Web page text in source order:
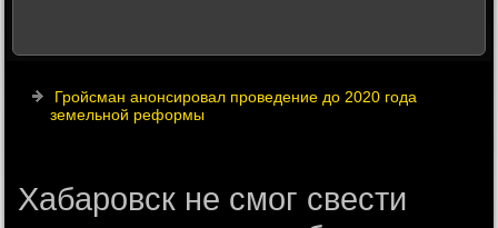
Гройсман анонсировал проведение до 2020 года
земельной реформы
Хабаровск не смог свести